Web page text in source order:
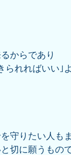
からであり
られればいい｣
守りたい人も
切に願うもの